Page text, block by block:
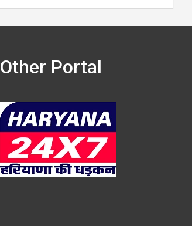
Other Portal